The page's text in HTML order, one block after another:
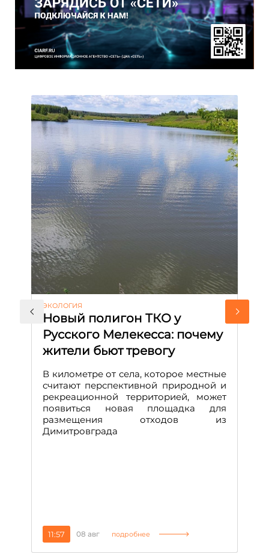
ЭКОЛОГИЯ
Новый полигон ТКО у
Русского Мелекесса: почему
жители бьют тревогу
В километре от села, которое местные
считают перспективной природной и
рекреационной территорией, может
появиться новая площадка для
размещения отходов из
Димитровграда
11:57 08 авг подробнее